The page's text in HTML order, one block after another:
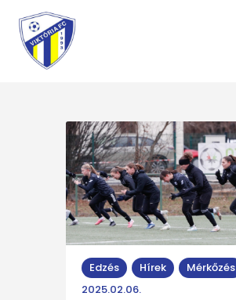
Főoldal
Hírek
Galéria
Történet
Kapcsolat
Szponzori kiajánlás
Edzés Hírek
Mérkőzés
2025.02.06.